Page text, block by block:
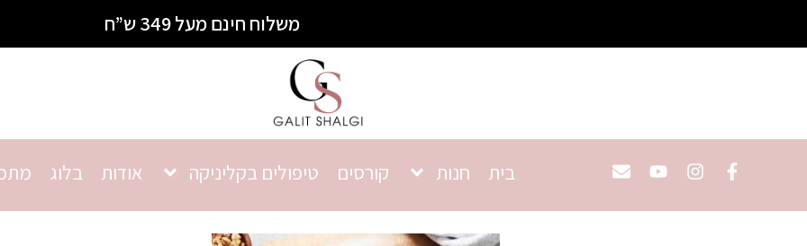
משלוח חינם מעל 349 ש”ח
בית חנות קורסים טיפולים בקליניקה אודות בלוג